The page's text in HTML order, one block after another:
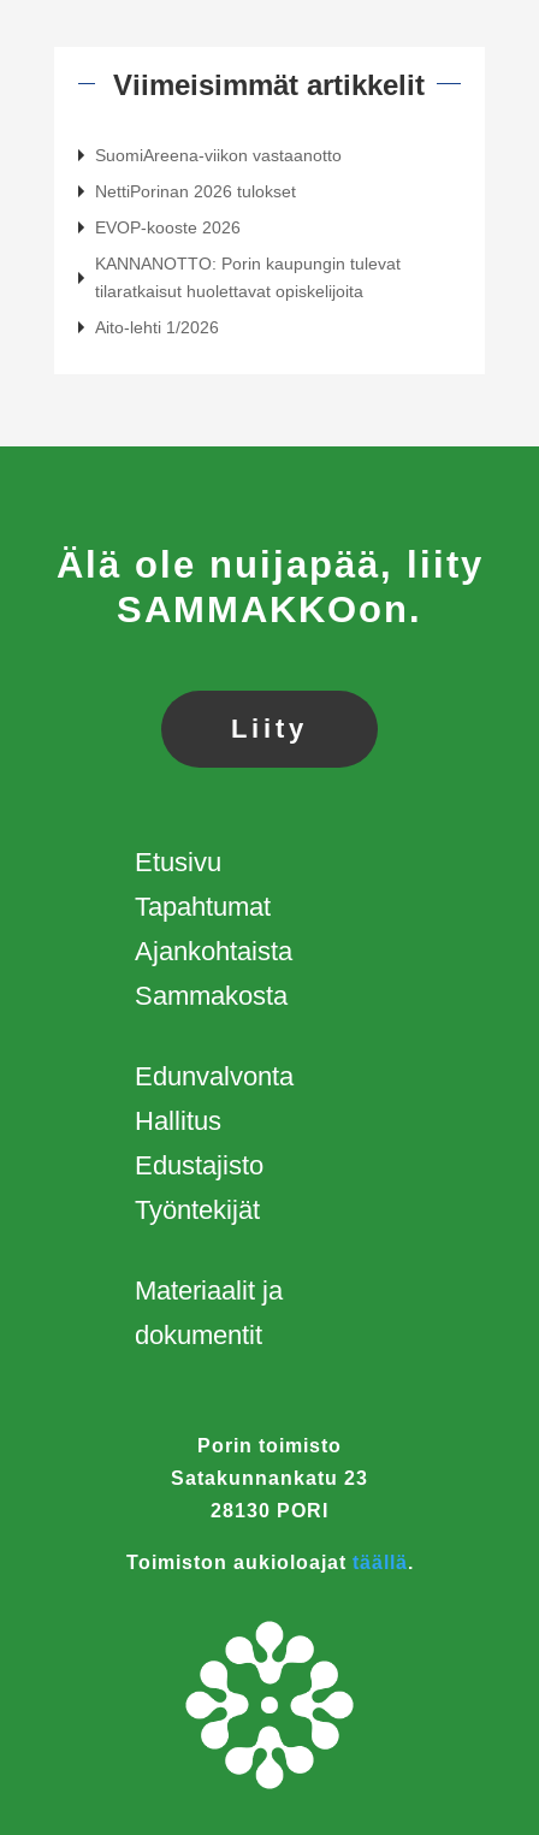
Viimeisimmät artikkelit
SuomiAreena-viikon vastaanotto
NettiPorinan 2026 tulokset
EVOP-kooste 2026
KANNANOTTO: Porin kaupungin tulevat
tilaratkaisut huolettavat opiskelijoita
Aito-lehti 1/2026
Älä ole nuijapää, liity
SAMMAKKOon.
Liity
Etusivu
Tapahtumat
Ajankohtaista
Sammakosta
Edunvalvonta
Hallitus
Edustajisto
Työntekijät
Materiaalit ja
dokumentit
Porin toimisto
Satakunnankatu 23
28130 PORI
Toimiston aukioloajat täällä.